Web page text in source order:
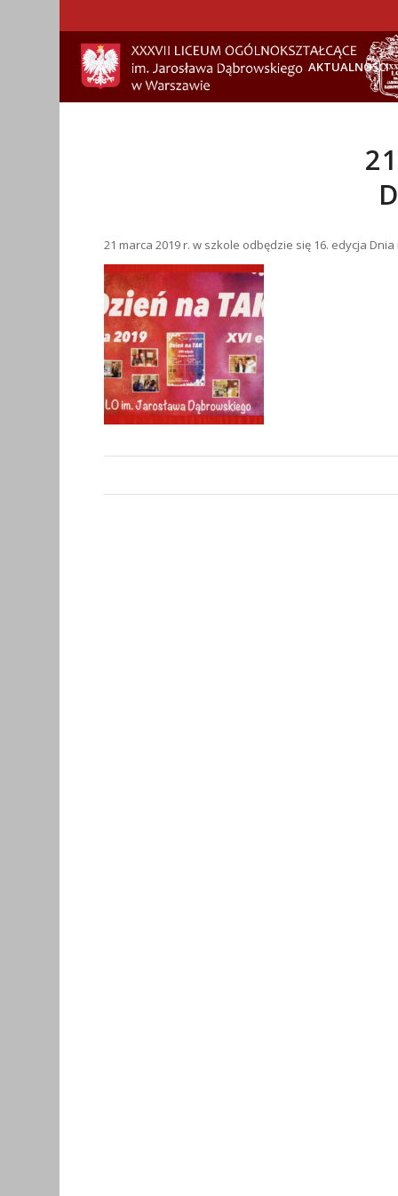
AKTUALNOŚCI
21 marca 2019 r. w szkole odbędzie się 16. edycja